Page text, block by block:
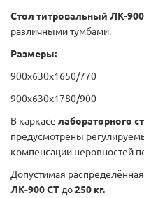
Стол титровальный ЛК-
различными тумбами.
Размеры:
900x630х1650/770
900x630x1780/900
В каркасе лабораторного
предусмотрены
компенсации неровностей
Допустимая распределённая
ЛК-900 СТ до250 кг.